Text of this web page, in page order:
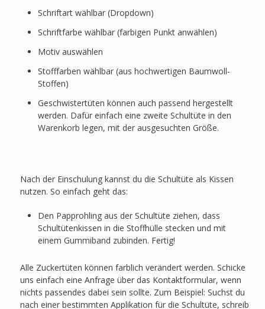
Schriftart wählbar (Dropdown)
Schriftfarbe wählbar (farbigen Punkt anwählen)
Motiv auswählen
Stofffarben wählbar (aus hochwertigen Baumwoll-
Stoffen)
Geschwistertüten können auch passend hergestellt
werden. Dafür einfach eine zweite Schultüte in den
Warenkorb legen, mit der ausgesuchten Größe.
Nach der Einschulung kannst du die Schultüte als Kissen
nutzen. So einfach geht das:
Den Papprohling aus der Schultüte ziehen, dass
Schultütenkissen in die Stoffhülle stecken und mit
einem Gummiband zubinden. Fertig!
Alle Zuckertüten können farblich verändert werden. Schicke
uns einfach eine Anfrage über das Kontaktformular, wenn
nichts passendes dabei sein sollte. Zum Beispiel: Suchst du
nach einer bestimmten Applikation für die Schultüte, schreib